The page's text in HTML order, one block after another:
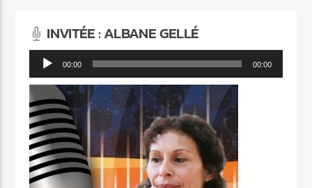
INVITÉE : ALBANE GELLÉ
Lecteur
audio
00:00 00:00